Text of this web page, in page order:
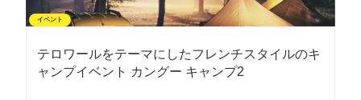
イベント
テロワールをテーマにしたフレンチスタイルのキ
ャンプイベント カングー キャンプ2